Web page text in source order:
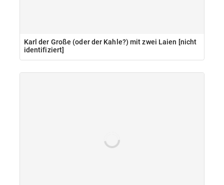
Karl der Große (oder der Kahle?) mit zwei Laien [nicht
identifiziert]